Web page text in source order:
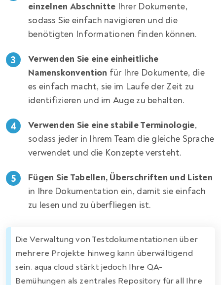
einzelnen Abschnitte Ihrer Dokumente,
sodass Sie einfach navigieren und die
benötigten Informationen finden können.
Verwenden Sie eine einheitliche
Namenskonvention für Ihre Dokumente, die
es einfach macht, sie im Laufe der Zeit zu
identifizieren und im Auge zu behalten.
Verwenden Sie eine stabile Terminologie,
sodass jeder in Ihrem Team die gleiche Sprache
verwendet und die Konzepte versteht.
Fügen Sie Tabellen, Überschriften und Listen
in Ihre Dokumentation ein, damit sie einfach
zu lesen und zu überfliegen ist.
Die Verwaltung von Testdokumentationen über
mehrere Projekte hinweg kann überwältigend
sein. aqua cloud stärkt jedoch Ihre QA-
Bemühungen als zentrales Repository für all Ihre